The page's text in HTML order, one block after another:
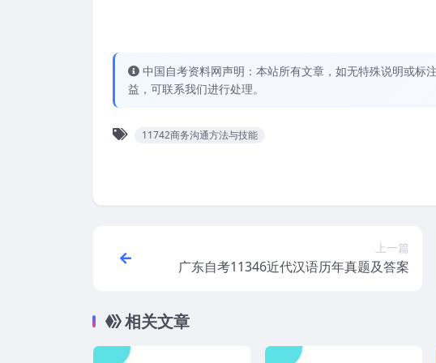
中国自考资料网声明：本站所有文章，如无特殊说明或标
益，可联系我们进行处理。
11742商务沟通方法与技能
上一篇
广东自考11346近代汉语历年真题及答案
相关文章